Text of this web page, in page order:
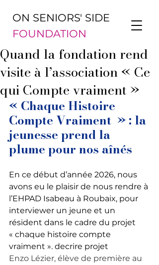
ON SENIORS' SIDE
FOUNDATION
Quand la fondation rend
visite à l’association « Ce
qui Compte vraiment »
« Chaque Histoire
Compte Vraiment  » : la
jeunesse prend la
plume pour nos aînés
En ce début d’année 2026, nous
avons eu le plaisir de nous rendre à
l’EHPAD Isabeau à Roubaix, pour
interviewer un jeune et un
résident dans le cadre du projet
« chaque histoire compte
vraiment ». decrire projet
Enzo Lézier, élève de première au